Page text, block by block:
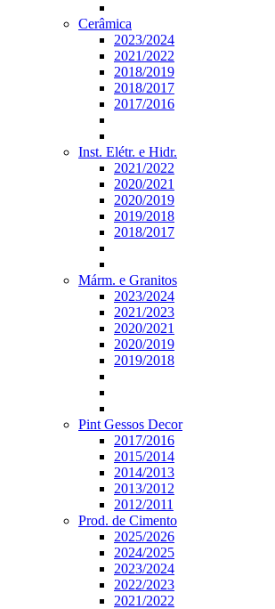
Cerâmica
2023/2024
2021/2022
2018/2019
2018/2017
2017/2016
Inst. Elétr. e Hidr.
2021/2022
2020/2021
2020/2019
2019/2018
2018/2017
Márm. e Granitos
2023/2024
2021/2023
2020/2021
2020/2019
2019/2018
Pint Gessos Decor
2017/2016
2015/2014
2014/2013
2013/2012
2012/2011
Prod. de Cimento
2025/2026
2024/2025
2023/2024
2022/2023
2021/2022